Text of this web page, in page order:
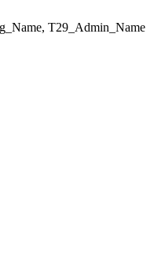
T29_Admin_Name